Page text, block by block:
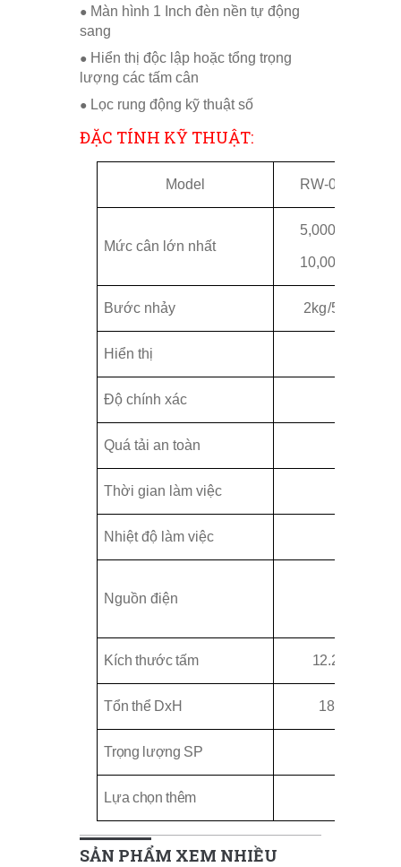
● Màn hình 1 Inch đèn nền tự động
sang
● Hiển thị độc lập hoặc tổng trọng
lượng các tấm cân
● Lọc rung động kỹ thuật số
ĐẶC TÍNH KỸ THUẬT:
Model RW-05S
Mức cân lớn nhất
5,000kg/
10,000lb
Bước nhảy 2kg/5lb
Hiển thị
Độ chính xác
Quá tải an toàn
Thời gian làm việc
Nhiệt độ làm việc
Nguồn điện
Kích thước tấm 12.2(W)
Tổn thể DxH 18.0 21.1
Trọng lượng SP
Lựa chọn thêm
SẢN PHẨM XEM NHIỀU